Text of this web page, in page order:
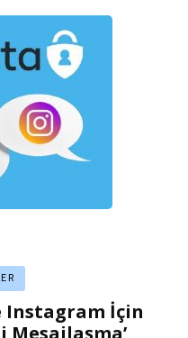
Instagram İçin
Mesajlaşma’